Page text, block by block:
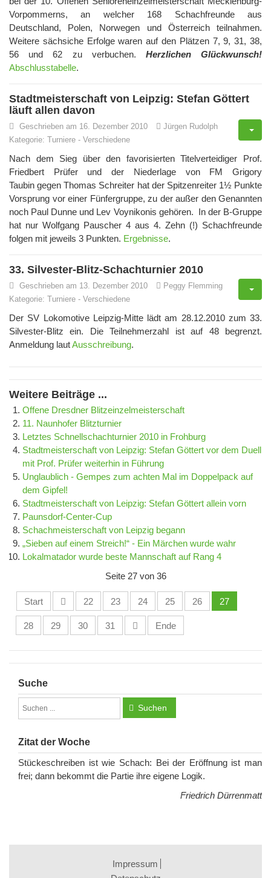
Vorpommerns, an welcher 168 Schachfreunde aus
Deutschland, Polen, Norwegen und Österreich teilnahmen.
Weitere sächsiche Erfolge waren auf den Plätzen 7, 9, 31, 38,
56 und 62 zu verbuchen. Herzlichen Glückwunsch!
Abschlusstabelle.
Stadtmeisterschaft von Leipzig: Stefan Göttert
läuft allen davon
Geschrieben am 16. Dezember 2010
Jürgen Rudolph
Kategorie: Turniere - Verschiedene
Nach dem Sieg über den favorisierten Titelverteidiger Prof.
Friedbert Prüfer und der Niederlage von FM Grigory
Taubin gegen Thomas Schreiter hat der Spitzenreiter 1½ Punkte
Vorsprung vor einer Fünfergruppe, zu der außer den Genannten
noch Paul Dunne und Lev Voynikonis gehören. In der B-Gruppe
hat nur Wolfgang Pauscher 4 aus 4. Zehn (!) Schachfreunde
folgen mit jeweils 3 Punkten. Ergebnisse.
33. Silvester-Blitz-Schachturnier 2010
Geschrieben am 13. Dezember 2010
Peggy Flemming
Kategorie: Turniere - Verschiedene
Der SV Lokomotive Leipzig-Mitte lädt am 28.12.2010 zum 33.
Silvester-Blitz ein. Die Teilnehmerzahl ist auf 48 begrenzt.
Anmeldung lautAusschreibung.
Weitere Beiträge ...
Offene Dresdner Blitzeinzelmeisterschaft
11. Naunhofer Blitzturnier
Letztes Schnellschachturnier 2010 in Frohburg
Stadtmeisterschaft von Leipzig: Stefan Göttert vor dem Duell
mit Prof. Prüfer weiterhin in Führung
Unglaublich - Gempes zum achten Mal im Doppelpack auf
dem Gipfel!
Stadtmeisterschaft von Leipzig: Stefan Göttert allein vorn
Paunsdorf-Center-Cup
Schachmeisterschaft von Leipzig begann
„Sieben auf einem Streich!“ - Ein Märchen wurde wahr
Lokalmatador wurde beste Mannschaft auf Rang 4
Seite 27 von 36
Start 22 23 24 25 26 27
28 29 30 31 Ende
Suche
Suchen
Zitat der Woche
Stückeschreiben ist wie Schach: Bei der Eröffnung ist man
frei; dann bekommt die Partie ihre eigene Logik.
Friedrich Dürrenmatt
Impressum